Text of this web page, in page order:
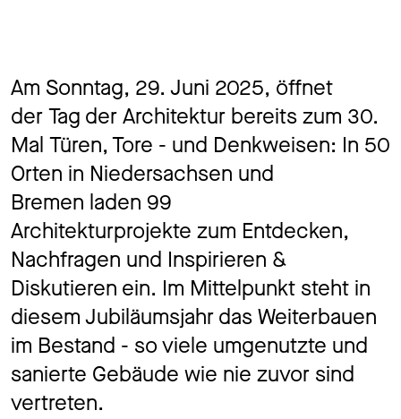
Am Sonntag, 29. Juni 2025, öffnet
der Tag der Architektur bereits zum 30.
Mal Türen, Tore - und Denkweisen: In 50
Orten in Niedersachsen und
Bremen laden 99
Architekturprojekte zum Entdecken,
Nachfragen und Inspirieren &
Diskutieren ein. Im Mittelpunkt steht in
diesem Jubiläumsjahr das Weiterbauen
im Bestand - so viele umgenutzte und
sanierte Gebäude wie nie zuvor sind
vertreten.